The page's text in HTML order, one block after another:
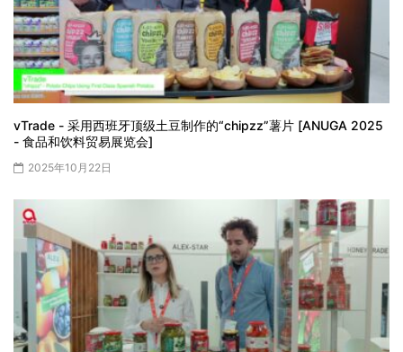
vTrade - 采用西班牙顶级土豆制作的“chipzz”薯片 [ANUGA 2025
- 食品和饮料贸易展览会]
2025年10月22日